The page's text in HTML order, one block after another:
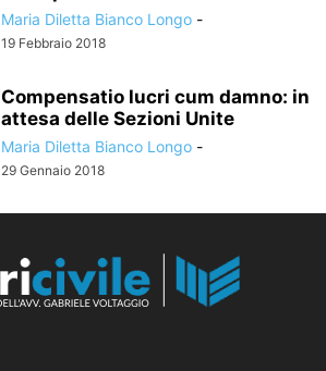
Maria Diletta Bianco Longo -
19 Febbraio 2018
Compensatio lucri cum damno: in
attesa delle Sezioni Unite
Maria Diletta Bianco Longo -
29 Gennaio 2018